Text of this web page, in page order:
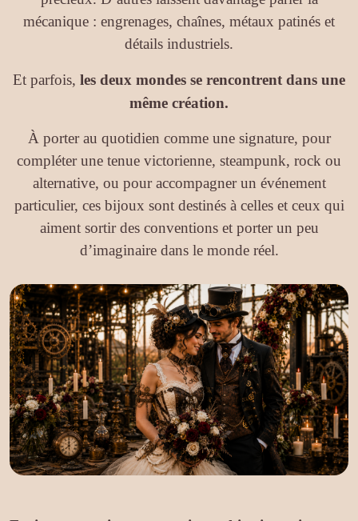
mécanique : engrenages, chaînes, métaux patinés et
détails industriels.
Et parfois, les deux mondes se rencontrent dans une
même création.
À porter au quotidien comme une signature, pour
compléter une tenue victorienne, steampunk, rock ou
alternative, ou pour accompagner un événement
particulier, ces bijoux sont destinés à celles et ceux qui
aiment sortir des conventions et porter un peu
d’imaginaire dans le monde réel.